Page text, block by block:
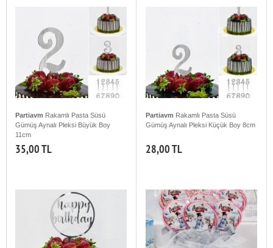
Partiavm Rakamlı Pasta Süsü
Gümüş Aynalı Pleksi Büyük Boy
11cm
35,00 TL
Partiavm Rakamlı Pasta Süsü
Gümüş Aynalı Pleksi Küçük Boy 8cm
28,00 TL